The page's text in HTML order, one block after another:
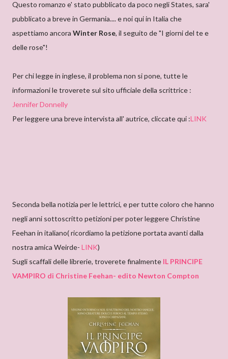
Questo romanzo e' stato pubblicato da poco negli States, sara'
pubblicato a breve in Germania.... e noi qui in Italia che
aspettiamo ancora Winter Rose, il seguito de "I giorni del te e
delle rose"!
Per chi legge in inglese, il problema non si pone, tutte le
informazioni le troverete sul sito ufficiale della scrittrice :
Jennifer Donnelly
Per leggere una breve intervista all' autrice, cliccate qui :LINK
Seconda bella notizia per le lettrici, e per tutte coloro che hanno
negli anni sottoscritto petizioni per poter leggere Christine
Feehan in italiano( ricordiamo la petizione portata avanti dalla
nostra amica Weirde- LINK)
Sugli scaffali delle librerie, troverete finalmente IL PRINCIPE
VAMPIRO di Christine Feehan- edito Newton Compton